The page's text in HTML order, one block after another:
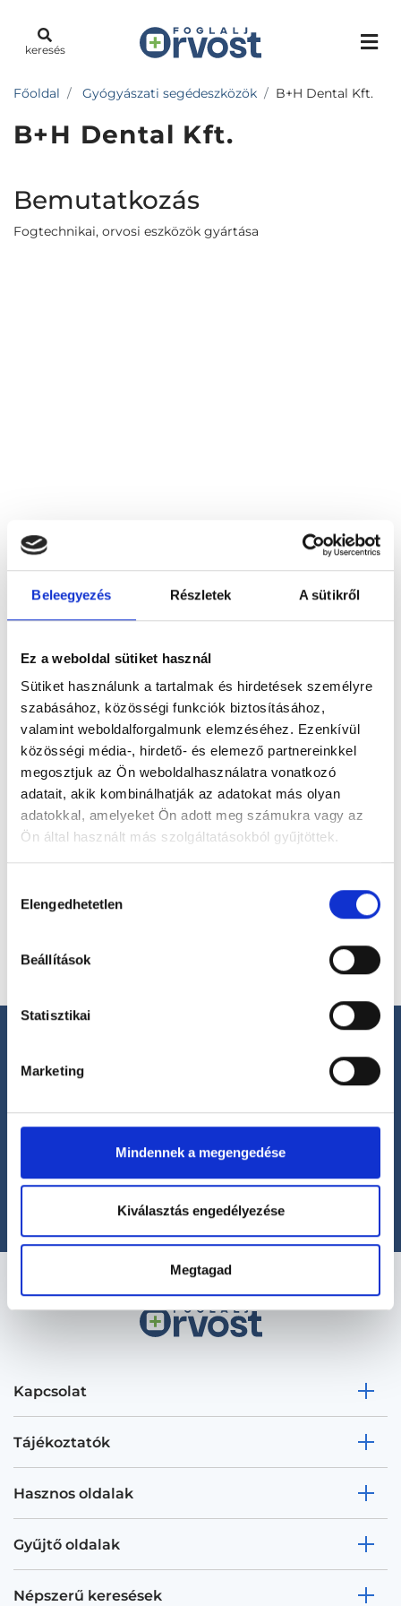
Beleegyezés Részletek A sütikről
Ez a weboldal sütiket használ
Sütiket használunk a tartalmak és hirdetések személyre
szabásához, közösségi funkciók biztosításához,
valamint weboldalforgalmunk elemzéséhez. Ezenkívül
közösségi média-, hirdető- és elemező partnereinkkel
megosztjuk az Ön weboldalhasználatra vonatkozó
adatait, akik kombinálhatják az adatokat más olyan
adatokkal, amelyeket Ön adott meg számukra vagy az
Ön által használt más szolgáltatásokból gyűjtöttek.
szabályzat:https://foglaljorvost.hu/info/foglaljorvost-
kiválasztása
Elengedhetetlen
Beállítások
Statisztikai
Marketing
Mindennek a megengedése
Kiválasztás engedélyezése
Megtagad
keresés
Főoldal Gyógyászati segédeszközök B+H Dental Kft.
B+H Dental Kft.
Bemutatkozás
Fogtechnikai, orvosi eszközök gyártása
B+H Dental Kft.
1091 Budapest, I. kerület, Üllői út 39‐43.
magánorvosokhoz most!
Válassz szakterületet
Segíthetünk?
+36 1 700-1398
office@foglaljorvost.hu
Kapcsolat
Tájékoztatók
Hasznos oldalak
Gyűjtő oldalak
Népszerű keresések